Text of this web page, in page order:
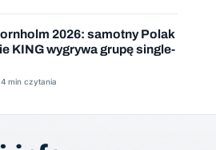
2026: samotny Polak
KING wygrywa grupę single-
4 min czytania